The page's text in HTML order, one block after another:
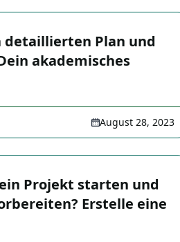
detaillierten Plan und
akademisches
August 28, 2023
Projekt starten und
Erstelle eine